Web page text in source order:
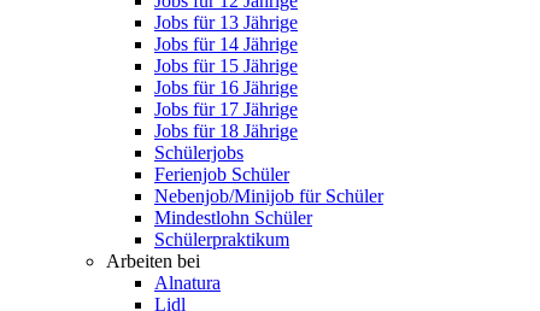
Jobs für 13 Jährige
Jobs für 14 Jährige
Jobs für 15 Jährige
Jobs für 16 Jährige
Jobs für 17 Jährige
Jobs für 18 Jährige
Schülerjobs
Ferienjob Schüler
Nebenjob/Minijob für Schüler
Mindestlohn Schüler
Schülerpraktikum
Arbeiten bei
Alnatura
Lidl